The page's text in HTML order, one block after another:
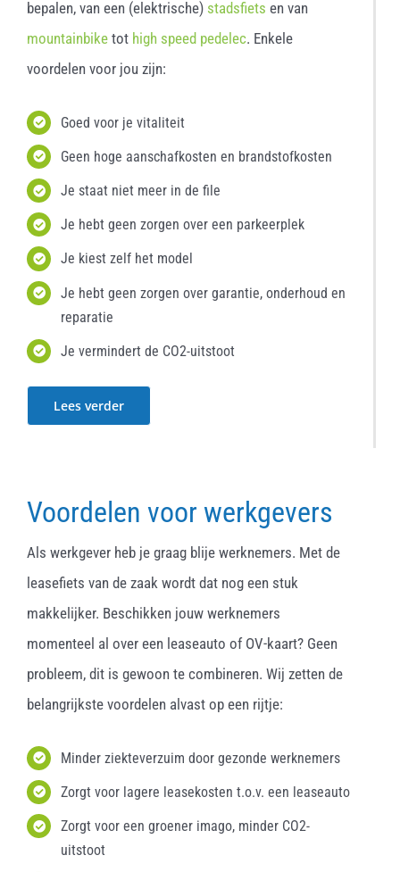
bepalen, van een (elektrische) stadsfiets en van
mountainbiketot high speed pedelec. Enkele
voordelen voor jou zijn:
Goed voor je vitaliteit
Geen hoge aanschafkosten en brandstofkosten
Je staat niet meer in de file
Je hebt geen zorgen over een parkeerplek
Je kiest zelf het model
Je hebt geen zorgen over garantie, onderhoud en
reparatie
Je vermindert de CO2-uitstoot
Lees verder
Voordelen voor werkgevers
Als werkgever heb je graag blije werknemers. Met de
leasefiets van de zaak wordt dat nog een stuk
makkelijker. Beschikken jouw werknemers
momenteel al over een leaseauto of OV-kaart? Geen
probleem, dit is gewoon te combineren. Wij zetten de
belangrijkste voordelen alvast op een rijtje:
Minder ziekteverzuim door gezonde werknemers
Zorgt voor lagere leasekosten t.o.v. een leaseauto
Zorgt voor een groener imago, minder CO2-
uitstoot